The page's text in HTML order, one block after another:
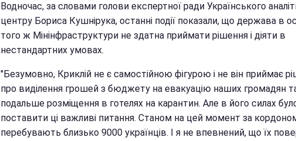
Водночас, за словами голови експертної ради Українського
центру Бориса Кушнірука, останні події показали, що держава в
того ж Мінінфраструктури не здатна приймати рішення і діяти в
нестандартних умовах.
"Безумовно, Криклій не є самостійною фігурою і не він приймає
про виділення грошей з бюджету на евакуацію наших громадян
подальше розміщення в готелях на карантин. Але в його силах
поставити ці важливі питання. Станом на цей момент за
перебувають близько 9000 українців. І я не впевнений, що їх